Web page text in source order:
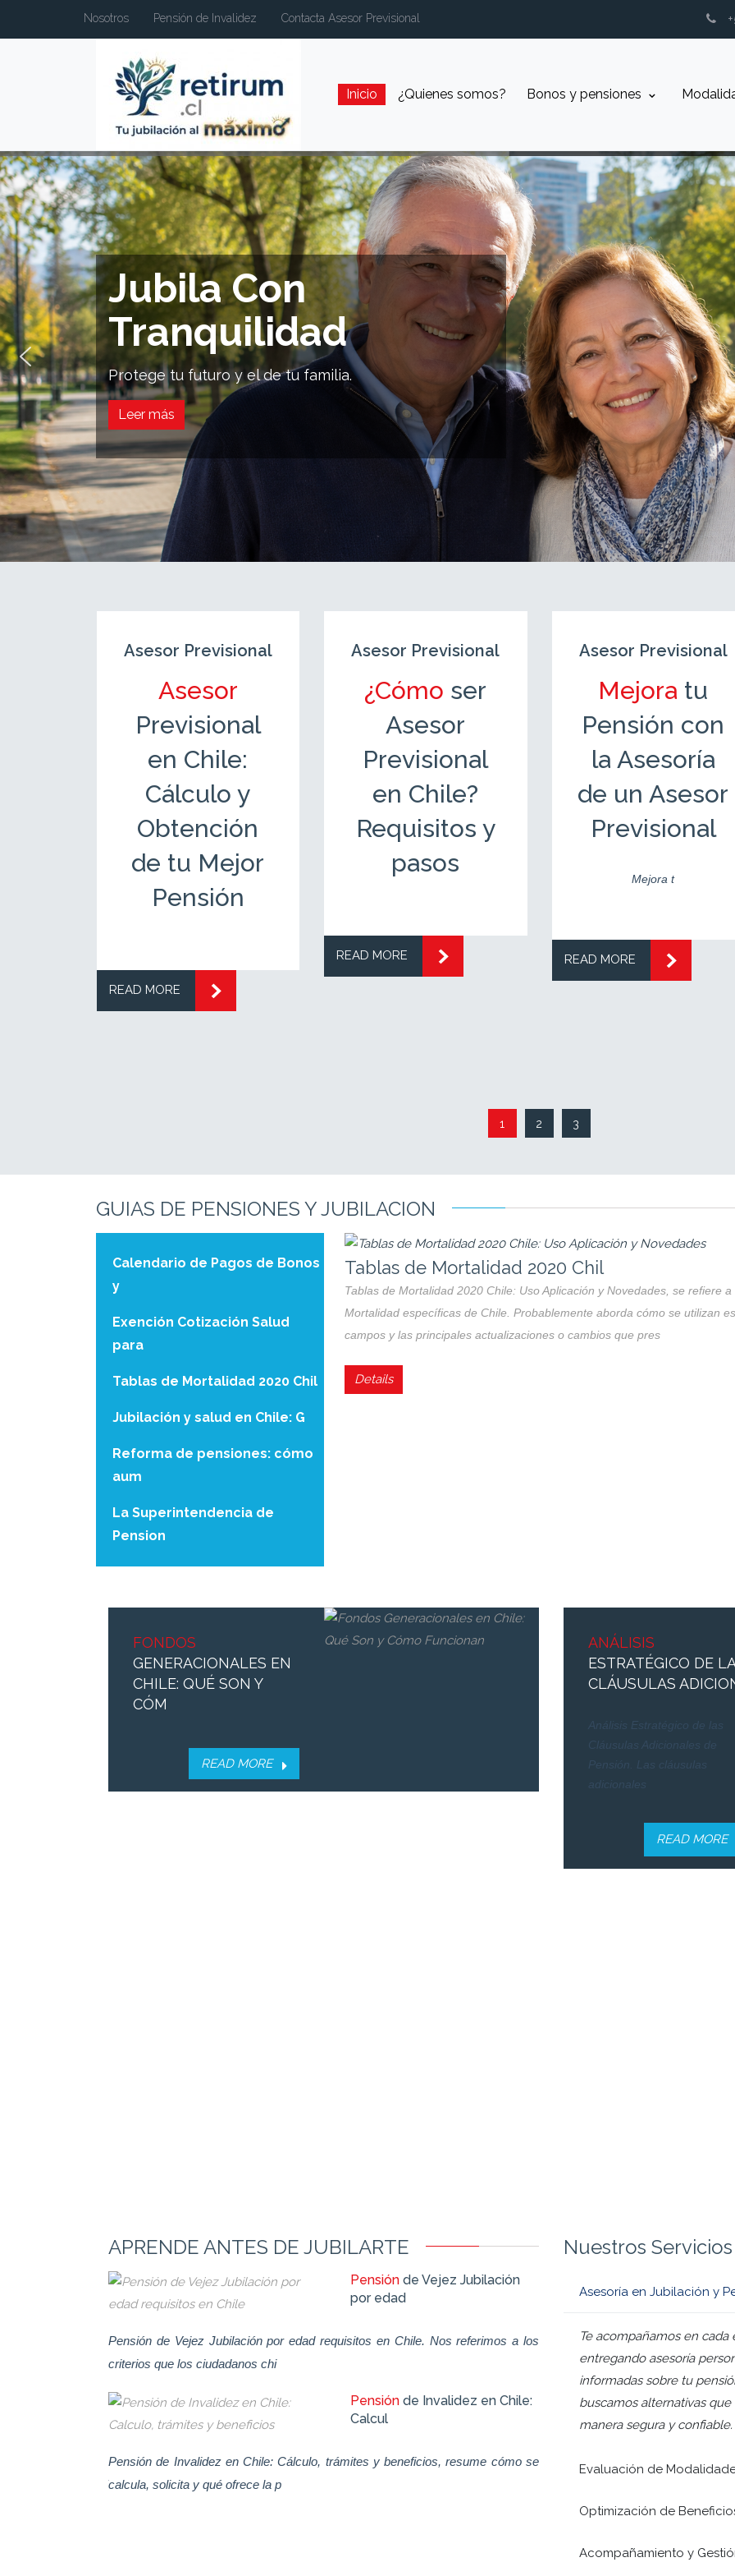
Nosotros Pensión de Invalidez Contacta Asesor Previsional
Inicio ¿Quienes somos? ⁠Bonos y pensiones
Jubila Con
Tranquilidad
Protege tu futuro y el de tu familia.
Leer más
Asesor Previsional
Asesor
Previsional
en Chile:
Cálculo y
Obtención
de tu Mejor
Pensión
READ MORE
Asesor Previsional
¿Cómo ser
Asesor
Previsional
en Chile?
Requisitos y
pasos
READ MORE
Asesor Previsional
Mejora tu
Pensión con
la Asesoría
de un Asesor
Previsional
Mejora t
READ MORE
GUIAS DE PENSIONES Y JUBILACION
Calendario de Pagos de Bonos
y
Exención Cotización Salud
para
Tablas de Mortalidad 2020 Chil
Jubilación y salud en Chile: G
Reforma de pensiones: cómo
aum
La Superintendencia de
Pension
Jubilación y salud en Chile: G
Jubilación y salud en Chile: Guía de seguros y calidad de vida. La
entendiendo el funcionamiento de FONASA e ISAPRE y las coberturas
patrimonio, es clave contratar
Details
FONDOS
GENERACIONALES EN
CHILE: QUÉ SON Y
CÓM
READ MORE
APELACIÓNDE
DICTÁMENES DE
CALIFICACIÓN DE TR
Apelación de Dictámenes de
Calificación de Trabajo Pesado
es un recurso legal ante la
REMATE
VITALICIA EN CHILE,
CÓMO SOLI
Chile: cómo solicitarlo y
requisitos. La reforma de pen
ANÁLISIS
ESTRATÉGICO DE
CLÁUSULAS
Análisis Estratégico de las
Cláusulas Adicionales de
Pensión. Las cláusulas
adicionales
READ MORE
APRENDE ANTES DE JUBILARTE
Pensión de Vejez Jubilación
por edad
Pensión de Vejez Jubilación por edad requisitos en Chile. Nos referimos a los
criterios que los ciudadanos chi
Pensión de Invalidez en Chile:
Calcul
Pensión de Invalidez en Chile: Cálculo, trámites y beneficios, resume cómo se
calcula, solicita y qué ofrece la p
cómo acceder a tu jubilación
concisa
Requisitos Trámites y Montos
Nuestros Servicios
Asesoría en Jubilación y
Te acompañamos en
entregando asesoría
informadas sobre tu
buscamos alternativas
manera segura y confiable.
Evaluación de
Optimización de
Acompañamiento y